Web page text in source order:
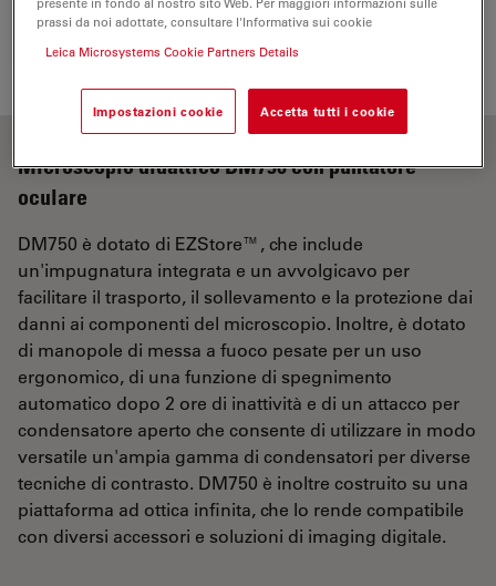
Microscopio didattico DM750 con puntatore
oculare
DM750 è dotato di EZStore™, che include
un'impugnatura integrata e un avvolgicavo per
facilitare il trasporto, il sollevamento e la protezione dai
danni ai componenti del microscopio. Inoltre, è dotato
di manopole di messa a fuoco pesate per un uso
ergonomico, di una funzione di spegnimento
automatico dopo 2 ore di inattività e di un attacco per
condensatore aperto che consente di utilizzare in modo
versatile un'ampia gamma di condensatori per diverse
tecniche di contrasto. DM750 è inoltre costruito su una
piattaforma ad ottica infinita, che lo rende compatibile
con diversi accessori e soluzioni di imaging digitale.
prassi da noi adottate, consultare l'Informativa sui cookie
Leica Microsystems Cookie Partners Details
Impostazioni cookie Accetta tutti i cookie